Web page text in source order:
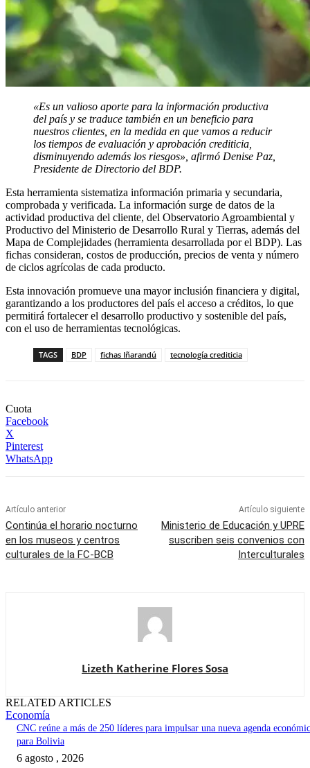
«Es un valioso aporte para la información productiva
del país y se traduce también en un beneficio para
nuestros clientes, en la medida en que vamos a reducir
los tiempos de evaluación y aprobación crediticia,
disminuyendo además los riesgos», afirmó Denise Paz,
Presidente de Directorio del BDP.
Esta herramienta sistematiza información primaria y secundaria,
comprobada y verificada. La información surge de datos de la
actividad productiva del cliente, del Observatorio Agroambiental y
Productivo del Ministerio de Desarrollo Rural y Tierras, además del
Mapa de Complejidades (herramienta desarrollada por el BDP). Las
fichas consideran, costos de producción, precios de venta y número
de ciclos agrícolas de cada producto.
Esta innovación promueve una mayor inclusión financiera y digital,
garantizando a los productores del país el acceso a créditos, lo que
permitirá fortalecer el desarrollo productivo y sostenible del país,
con el uso de herramientas tecnológicas.
TAGS BDP fichas Iñarandú tecnología crediticia
Cuota
Facebook
X
Pinterest
WhatsApp
Artículo anterior
Continúa el horario nocturno
en los museos y centros
culturales de la FC-BCB
Artículo siguiente
Ministerio de Educación y UPRE
suscriben seis convenios con
Interculturales
Lizeth Katherine Flores Sosa
RELATED ARTICLES
Economía
CNC reúne a más de 250 líderes para impulsar una nueva agenda
para Bolivia
6 agosto , 2026